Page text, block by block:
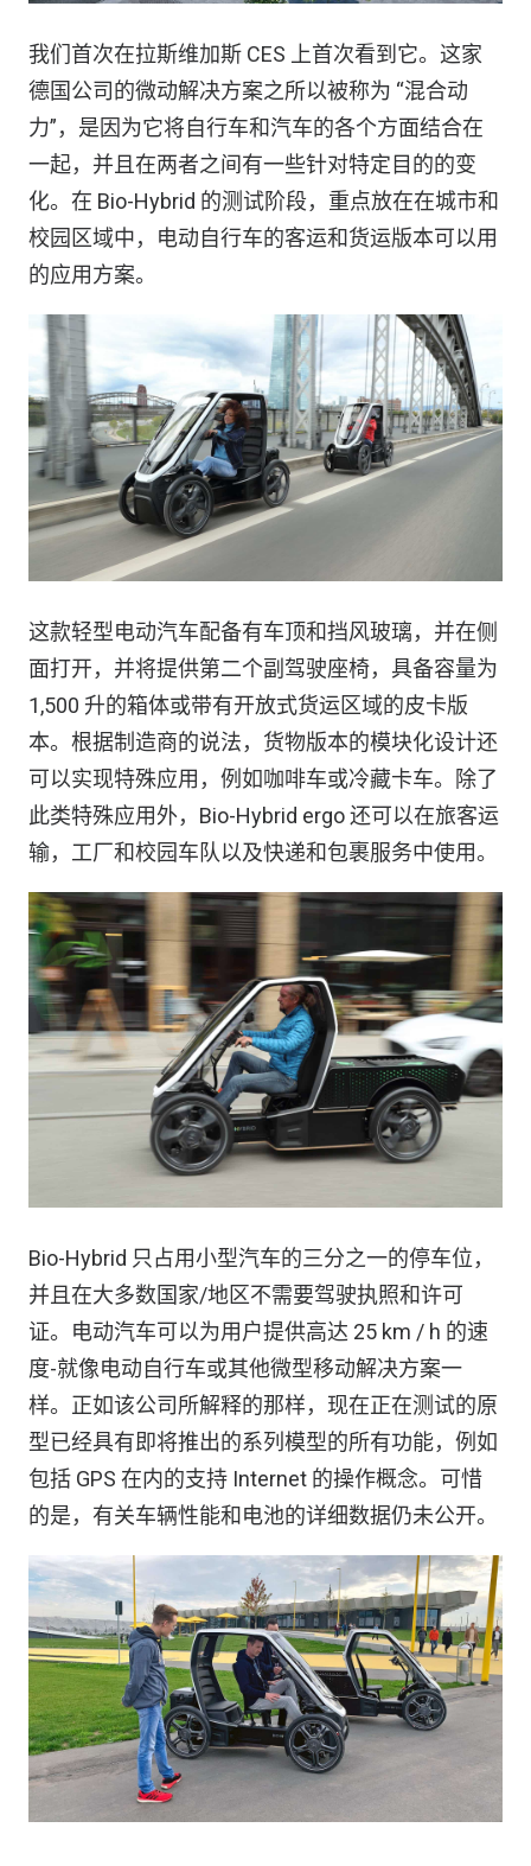
我们首次在拉斯维加斯 CES 上首次看到它。这家
德国公司的微动解决方案之所以被称为 “混合动
力”，是因为它将自行车和汽车的各个方面结合在
一起，并且在两者之间有一些针对特定目的的变
化。在 Bio-Hybrid 的测试阶段，重点放在在城市和
校园区域中，电动自行车的客运和货运版本可以用
的应用方案。
这款轻型电动汽车配备有车顶和挡风玻璃，并在侧
面打开，并将提供第二个副驾驶座椅，具备容量为
1,500 升的箱体或带有开放式货运区域的皮卡版
本。根据制造商的说法，货物版本的模块化设计还
可以实现特殊应用，例如咖啡车或冷藏卡车。除了
此类特殊应用外，Bio-Hybrid ergo 还可以在旅客运
输，工厂和校园车队以及快递和包裹服务中使用。
Bio-Hybrid 只占用小型汽车的三分之一的停车位，
并且在大多数国家/地区不需要驾驶执照和许可
证。电动汽车可以为用户提供高达 25 km / h 的速
度-就像电动自行车或其他微型移动解决方案一
样。正如该公司所解释的那样，现在正在测试的原
型已经具有即将推出的系列模型的所有功能，例如
包括 GPS 在内的支持 Internet 的操作概念。可惜
的是，有关车辆性能和电池的详细数据仍未公开。